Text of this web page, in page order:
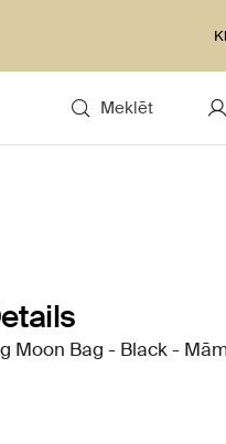
Meklēt
Moon Bag - Black -